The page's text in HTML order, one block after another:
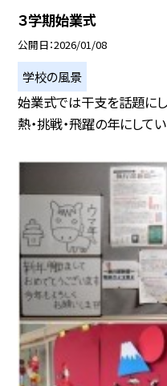
３学期始業式
公開日 2026/01/08
学校の風景
始業式では干支を話題にし
熱・挑戦・飛躍の年にして